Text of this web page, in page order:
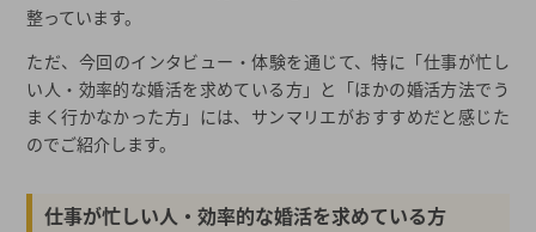
整っています。
ただ、今回のインタビュー・体験を通じて、特に「仕事が忙し
い人・効率的な婚活を求めている方」と「ほかの婚活方法でう
まく行かなかった方」には、サンマリエがおすすめだと感じた
のでご紹介します。
仕事が忙しい人・効率的な婚活を求めている方